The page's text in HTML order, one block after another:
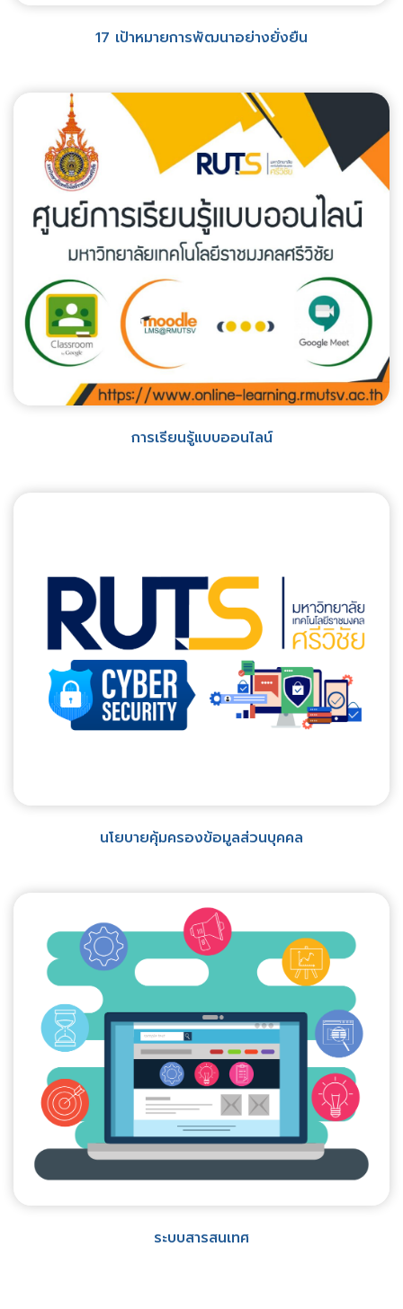
17 เป้าหมายการพัฒนาอย่างยั่งยืน
การเรียนรู้แบบออนไลน์
นโยบายคุ้มครองข้อมูลส่วนบุคคล
ระบบสารสนเทศ